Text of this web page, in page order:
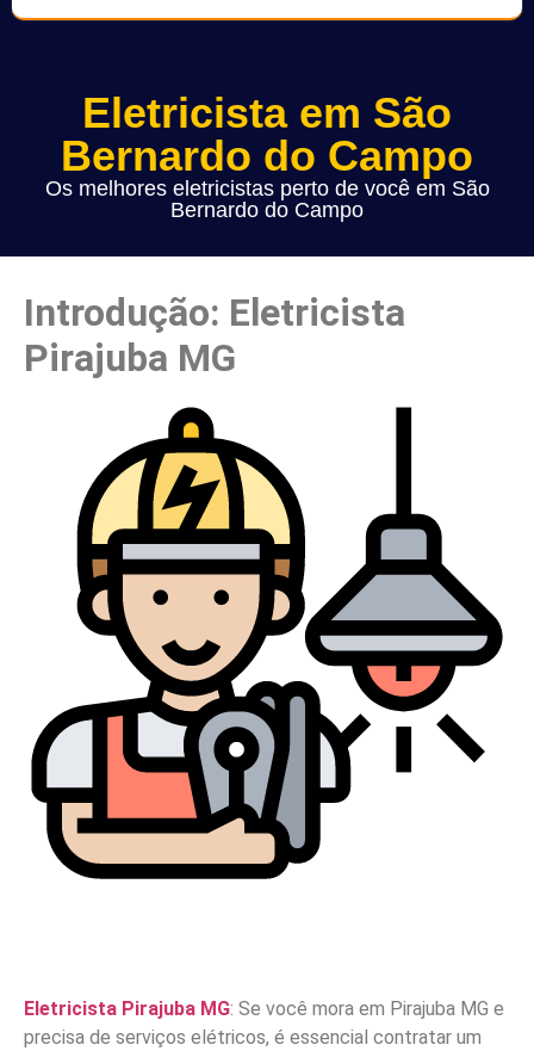
Eletricista em São
Bernardo do Campo
Os melhores eletricistas perto de você em São
Bernardo do Campo
Introdução: Eletricista
Pirajuba MG
Eletricista Pirajuba MG: Se você mora em Pirajuba MG e
precisa de serviços elétricos, é essencial contratar um